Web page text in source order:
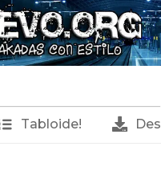
Tabloide!